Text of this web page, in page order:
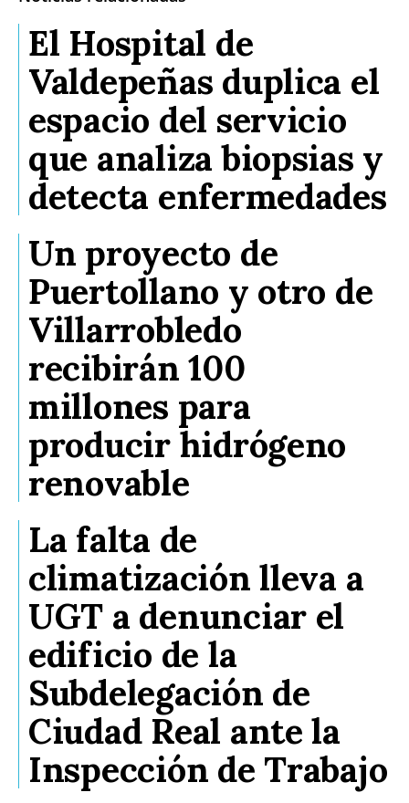
El Hospital de
Valdepeñas duplica el
espacio del servicio
que analiza biopsias y
detecta enfermedades
Un proyecto de
Puertollano y otro de
Villarrobledo
recibirán 100
millones para
producir hidrógeno
renovable
La falta de
climatización lleva a
UGT a denunciar el
edificio de la
Subdelegación de
Ciudad Real ante la
Inspección de Trabajo